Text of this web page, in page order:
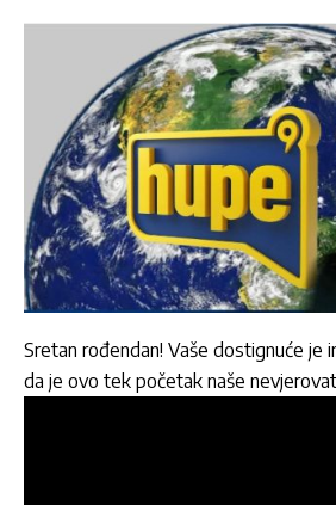
Sretan rođendan! Vaše dostignuće je
da je ovo tek početak naše